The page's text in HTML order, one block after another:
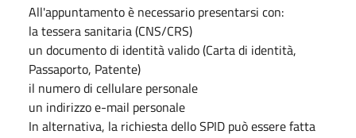
All'appuntamento è necessario presentarsi con:
la tessera sanitaria (CNS/CRS)
un documento di identità valido (Carta di identità,
Passaporto, Patente)
il numero di cellulare personale
un indirizzo e-mail personale
In alternativa, la richiesta dello SPID può essere fatta